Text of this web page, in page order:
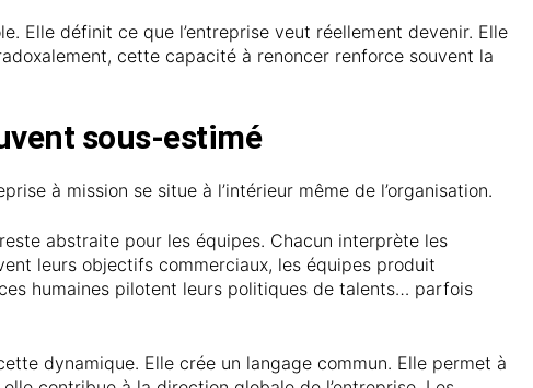
Elle définit ce que l’entreprise veut réellement devenir. Elle
cette capacité à renoncer renforce souvent la
sous-estimé
à mission se situe à l’intérieur même de l’organisation.
abstraite pour les équipes. Chacun interprète les
leurs objectifs commerciaux, les équipes produit
humaines pilotent leurs politiques de talents… parfois
dynamique. Elle crée un langage commun. Elle permet à